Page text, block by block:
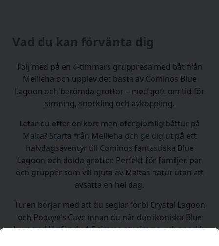
Vad du kan förvänta dig
Följ med på en 4-timmars gruppresa med båt från
Mellieha och upplev det bästa av Cominos Blue
Lagoon och berömda grottor – med gott om tid för
simning, snorkling och avkoppling.
Letar du efter en kort men oförglömlig båttur på
Malta? Starta från Mellieha och ge dig ut på ett
halvdagsäventyr till Cominos fantastiska Blue
Lagoon och dolda grottor. Perfekt för familjer, par
och grupper som vill njuta av Maltas natur utan att
avsätta en hel dag.
Turen börjar med att du seglar förbi Crystal Lagoon
och Popeye’s Cave innan du når den ikoniska Blue
Lagoon. Här får du 1,5 timme att simma och snorkla